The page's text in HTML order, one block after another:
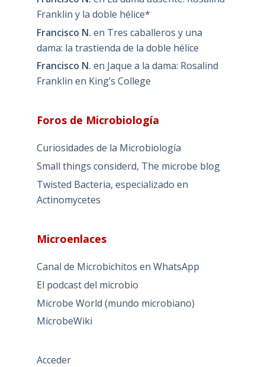
Franklin y la doble hélice*
Francisco N. en Tres caballeros y una
dama: la trastienda de la doble hélice
Francisco N. en Jaque a la dama: Rosalind
Franklin en King’s College
Foros de Microbiología
Curiosidades de la Microbiología
Small things considerd, The microbe blog
Twisted Bacteria, especializado en
Actinomycetes
Microenlaces
Canal de Microbichitos en WhatsApp
El podcast del microbio
Microbe World (mundo microbiano)
MicrobeWiki
Acceder